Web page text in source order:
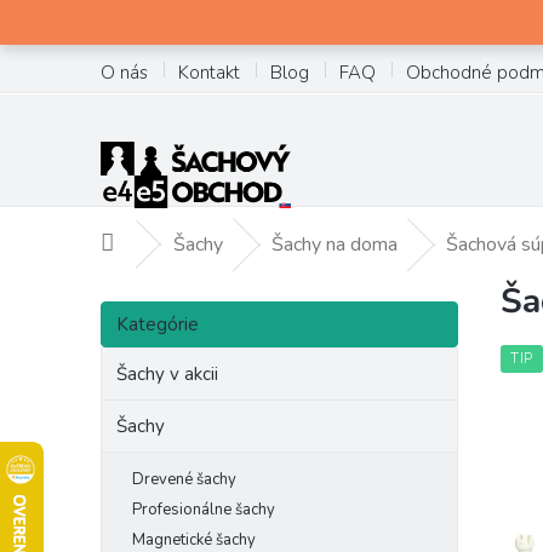
na
O nás Kontakt Blog FAQ Obchodné
DomovŠachy Šachy na doma Šachová
B
č
Preskočiť
kategórie
Kategórie
Šachy v akcii
Šachy
Drevené šachy
Profesionálne šachy
Magnetické šachy
TIP